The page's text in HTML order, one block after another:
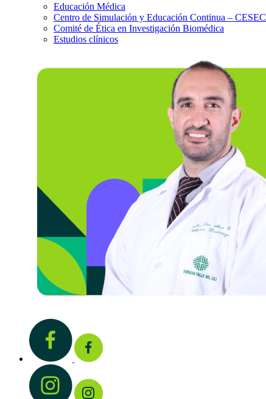
Educación Médica
Centro de Simulación y Educación Continua – CESEC
Comité de Ética en Investigación Biomédica
Estudios clínicos